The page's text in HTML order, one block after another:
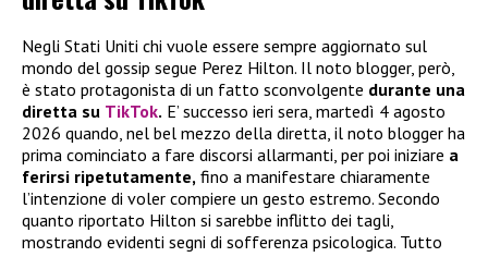
Negli Stati Uniti chi vuole essere sempre aggiornato sul
mondo del gossip segue Perez Hilton. Il noto blogger, però,
è stato protagonista di un fatto sconvolgente durante una
diretta su TikTok. E’ successo ieri sera, martedì 4 agosto
2026 quando, nel bel mezzo della diretta, il noto blogger ha
prima cominciato a fare discorsi allarmanti, per poi iniziare a
ferirsi ripetutamente, fino a manifestare chiaramente
l’intenzione di voler compiere un gesto estremo. Secondo
quanto riportato Hilton si sarebbe inflitto dei tagli,
mostrando evidenti segni di sofferenza psicologica. Tutto